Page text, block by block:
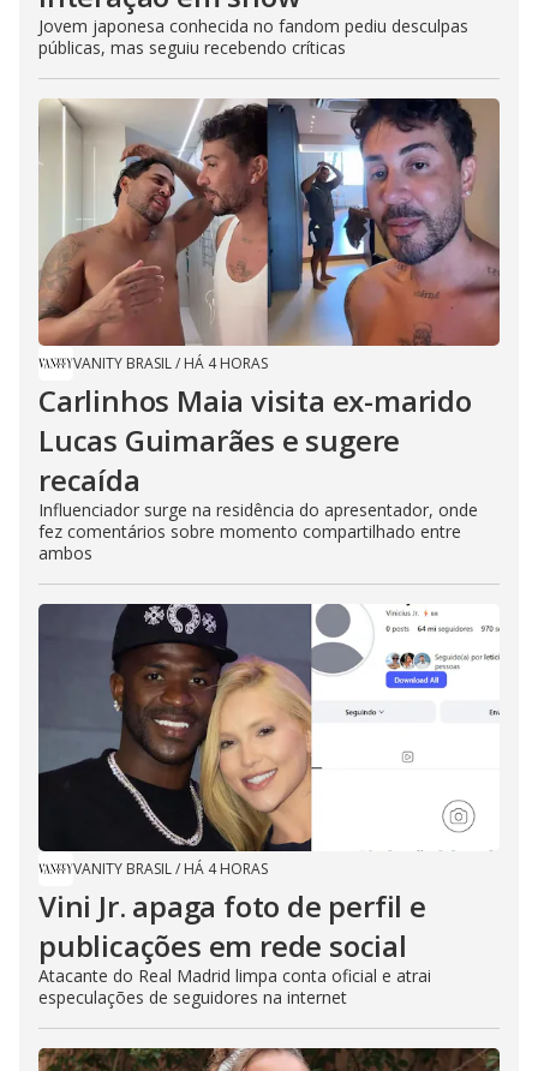
Jovem japonesa conhecida no fandom pediu desculpas
públicas, mas seguiu recebendo críticas
VANITY BRASIL/ HÁ 4 HORAS
Carlinhos Maia visita ex-marido
Lucas Guimarães e sugere
recaída
Influenciador surge na residência do apresentador, onde
fez comentários sobre momento compartilhado entre
ambos
VANITY BRASIL/ HÁ 4 HORAS
Vini Jr. apaga foto de perfil e
publicações em rede social
Atacante do Real Madrid limpa conta oficial e atrai
especulações de seguidores na internet